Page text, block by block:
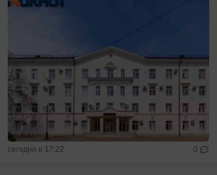
сегодня в 17:22 0